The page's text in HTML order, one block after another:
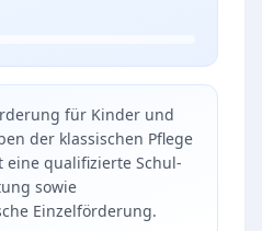
für Kinder und
der klassischen Pflege
eine qualifizierte Schul-
sowie
Einzelförderung.